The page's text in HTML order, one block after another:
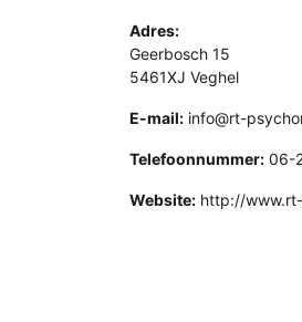
Adres:
Geerbosch 15
5461XJ Veghel
E-mail: info@rt-
Telefoonnummer: 06-
Website: http://